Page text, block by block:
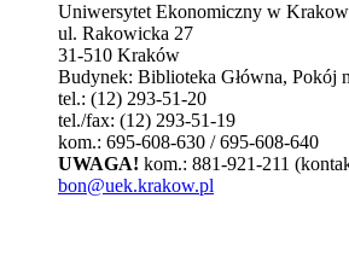
Uniwersytet Ekonomiczny w
ul. Rakowicka 27
31-510 Kraków
Budynek: Biblioteka Główna, Pokój
tel.: (12) 293-51-20
tel./fax: (12) 293-51-19
kom.: 695-608-630 / 695-608-640
UWAGA! kom.: 881-921-211
bon@uek.krakow.pl